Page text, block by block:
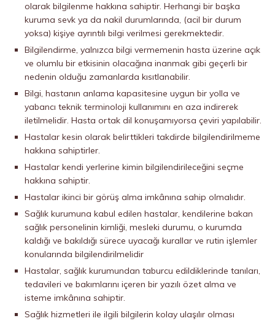
olarak bilgilenme hakkına sahiptir. Herhangi bir başka
kuruma sevk ya da nakil durumlarında, (acil bir durum
yoksa) kişiye ayrıntılı bilgi verilmesi gerekmektedir.
Bilgilendirme, yalnızca bilgi vermemenin hasta üzerine açık
ve olumlu bir etkisinin olacağına inanmak gibi geçerli bir
nedenin olduğu zamanlarda kısıtlanabilir.
Bilgi, hastanın anlama kapasitesine uygun bir yolla ve
yabancı teknik terminoloji kullanımını en aza indirerek
iletilmelidir. Hasta ortak dil konuşamıyorsa çeviri yapılabilir.
Hastalar kesin olarak belirttikleri takdirde bilgilendirilmeme
hakkına sahiptirler.
Hastalar kendi yerlerine kimin bilgilendirileceğini seçme
hakkına sahiptir.
Hastalar ikinci bir görüş alma imkânına sahip olmalıdır.
Sağlık kurumuna kabul edilen hastalar, kendilerine bakan
sağlık personelinin kimliği, mesleki durumu, o kurumda
kaldığı ve bakıldığı sürece uyacağı kurallar ve rutin işlemler
konularında bilgilendirilmelidir
Hastalar, sağlık kurumundan taburcu edildiklerinde tanıları,
tedavileri ve bakımlarını içeren bir yazılı özet alma ve
isteme imkânına sahiptir.
Sağlık hizmetleri ile ilgili bilgilerin kolay ulaşılır olması